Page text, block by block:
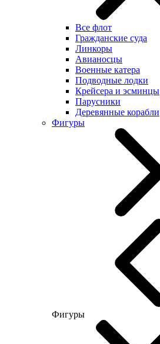
Все флот
Гражданские суда
Линкоры
Авианосцы
Военные катера
Подводные лодки
Крейсера и эсминцы
Парусники
Деревянные корабли
Фигуры
Фигуры